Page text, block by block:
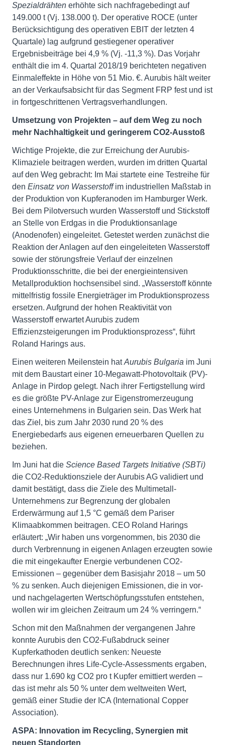
Spezialdrähten erhöhte sich nachfragebedingt auf
149.000 t (Vj. 138.000 t). Der operative ROCE (unter
Berücksichtigung des operativen EBIT der letzten 4
Quartale) lag aufgrund gestiegener operativer
Ergebnisbeiträge bei 4,9 % (Vj. -11,3 %). Das Vorjahr
enthält die im 4. Quartal 2018/19 berichteten negativen
Einmaleffekte in Höhe von 51 Mio. €. Aurubis hält weiter
an der Verkaufsabsicht für das Segment FRP fest und ist
in fortgeschrittenen Vertragsverhandlungen.
Umsetzung von Projekten – auf dem Weg zu noch
mehr Nachhaltigkeit und geringerem CO2-Ausstoß
Wichtige Projekte, die zur Erreichung der Aurubis-
Klimaziele beitragen werden, wurden im dritten Quartal
auf den Weg gebracht: Im Mai startete eine Testreihe für
den Einsatz von Wasserstoffim industriellen Maßstab in
der Produktion von Kupferanoden im Hamburger Werk.
Bei dem Pilotversuch wurden Wasserstoff und Stickstoff
an Stelle von Erdgas in die Produktionsanlage
(Anodenofen) eingeleitet. Getestet werden zunächst die
Reaktion der Anlagen auf den eingeleiteten Wasserstoff
sowie der störungsfreie Verlauf der einzelnen
Produktionsschritte, die bei der energieintensiven
Metallproduktion hochsensibel sind. „Wasserstoff könnte
mittelfristig fossile Energieträger im Produktionsprozess
ersetzen. Aufgrund der hohen Reaktivität von
Wasserstoff erwartet Aurubis zudem
Effizienzsteigerungen im Produktionsprozess“, führt
Roland Harings aus.
Einen weiteren Meilenstein hatAurubis Bulgaria im Juni
mit dem Baustart einer 10-Megawatt-Photovoltaik (PV)-
Anlage in Pirdop gelegt. Nach ihrer Fertigstellung wird
es die größte PV-Anlage zur Eigenstromerzeugung
eines Unternehmens in Bulgarien sein. Das Werk hat
das Ziel, bis zum Jahr 2030 rund 20 % des
Energiebedarfs aus eigenen erneuerbaren Quellen zu
beziehen.
Im Juni hat die Science Based Targets Initiative (SBTi)
die CO2-Reduktionsziele der Aurubis AG validiert und
damit bestätigt, dass die Ziele des Multimetall-
Unternehmens zur Begrenzung der globalen
Erderwärmung auf 1,5 °C gemäß dem Pariser
Klimaabkommen beitragen. CEO Roland Harings
erläutert: „Wir haben uns vorgenommen, bis 2030 die
durch Verbrennung in eigenen Anlagen erzeugten sowie
die mit eingekaufter Energie verbundenen CO2-
Emissionen – gegenüber dem Basisjahr 2018 – um 50
% zu senken. Auch diejenigen Emissionen, die in vor-
und nachgelagerten Wertschöpfungsstufen entstehen,
wollen wir im gleichen Zeitraum um 24 % verringern.“
Schon mit den Maßnahmen der vergangenen Jahre
konnte Aurubis den CO2-Fußabdruck seiner
Kupferkathoden deutlich senken: Neueste
Berechnungen ihres Life-Cycle-Assessments ergaben,
dass nur 1.690 kg CO2 pro t Kupfer emittiert werden –
das ist mehr als 50 % unter dem weltweiten Wert,
gemäß einer Studie der ICA (International Copper
Association).
ASPA: Innovation im Recycling, Synergien mit
neuen Standorten